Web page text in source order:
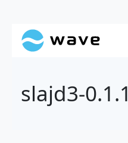
slajd3-0.1.1